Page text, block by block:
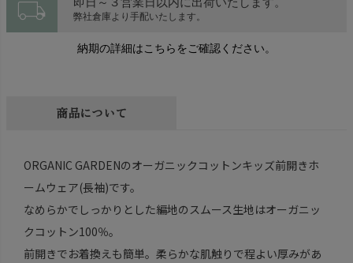
local_shipping 弊社倉庫より手配いたします。
納期の詳細はこちらをご確認ください。
商品について
ORGANIC GARDENのオーガニックコットンキッズ前開きホ
ームウェア(長袖)です。
なめらかでしっかりとした編地のスムース生地はオーガニッ
クコットン100％。
前開きでお着換えも簡単。柔らかな肌触りで程よい厚みがあ